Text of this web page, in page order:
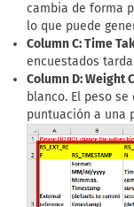
cambia de forma
lo que puede
Column C: Time
encuestados
Column D: Weight
blanco. El peso
puntuación a una